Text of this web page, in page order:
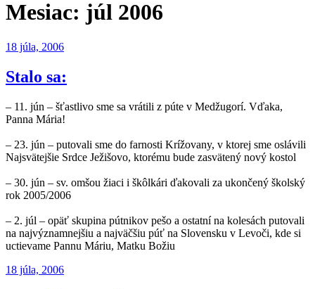
Mesiac: júl 2006
Publikované
18 júla, 2006
Stalo sa:
– 11. jún – šťastlivo sme sa vrátili z púte v Medžugorí. Vďaka,
Panna Mária!
– 23. jún – putovali sme do farnosti Krížovany, v ktorej sme oslávili
Najsvätejšie Srdce Ježišovo, ktorému bude zasvätený nový kostol
– 30. jún – sv. omšou žiaci i škôlkári ďakovali za ukončený školský
rok 2005/2006
– 2. júl – opäť skupina pútnikov pešo a ostatní na kolesách putovali
na najvýznamnejšiu a najväčšiu púť na Slovensku v Levoči, kde si
uctievame Pannu Máriu, Matku Božiu
Publikované
18 júla, 2006